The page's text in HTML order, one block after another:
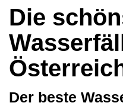
Die
Der beste